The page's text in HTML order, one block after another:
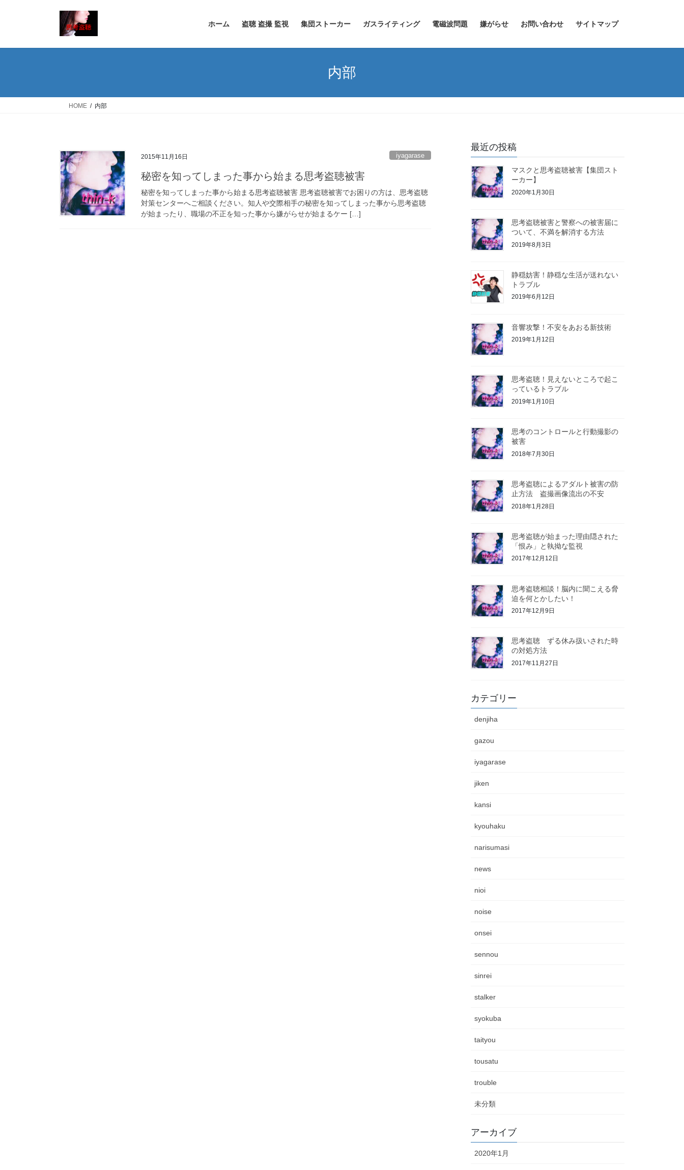
ホーム 盗聴 盗撮 監視 集団ストーカー ガスライティング 電磁波問題 嫌がらせ お問い合わせ サイトマップ
内部
HOME 内部
2015年11月16日 iyagarase
秘密を知ってしまった事から始まる思考盗聴被害
秘密を知ってしまった事から始まる思考盗聴被害 思考盗聴被害でお困りの方は、思考盗聴
対策センターへご相談ください。知人や交際相手の秘密を知ってしまった事から思考盗聴
が始まったり、職場の不正を知った事から嫌がらせが始まるケー […]
最近の投稿
マスクと思考盗聴被害【集団スト
ーカー】
2020年1月30日
思考盗聴被害と警察への被害届に
ついて、不満を解消する方法
2019年8月3日
静穏妨害！静穏な生活が送れない
トラブル
2019年6月12日
音響攻撃！不安をあおる新技術
2019年1月12日
思考盗聴！見えないところで起こ
っているトラブル
2019年1月10日
思考のコントロールと行動撮影の
被害
2018年7月30日
思考盗聴によるアダルト被害の防
止方法 盗撮画像流出の不安
2018年1月28日
思考盗聴が始まった理由隠された
「恨み」と執拗な監視
2017年12月12日
思考盗聴相談！脳内に聞こえる脅
迫を何とかしたい！
2017年12月9日
思考盗聴 ずる休み扱いされた時
の対処方法
2017年11月27日
カテゴリー
denjiha
gazou
iyagarase
jiken
kansi
kyouhaku
narisumasi
news
nioi
noise
onsei
sennou
sinrei
stalker
syokuba
taityou
tousatu
trouble
未分類
アーカイブ
2020年1月